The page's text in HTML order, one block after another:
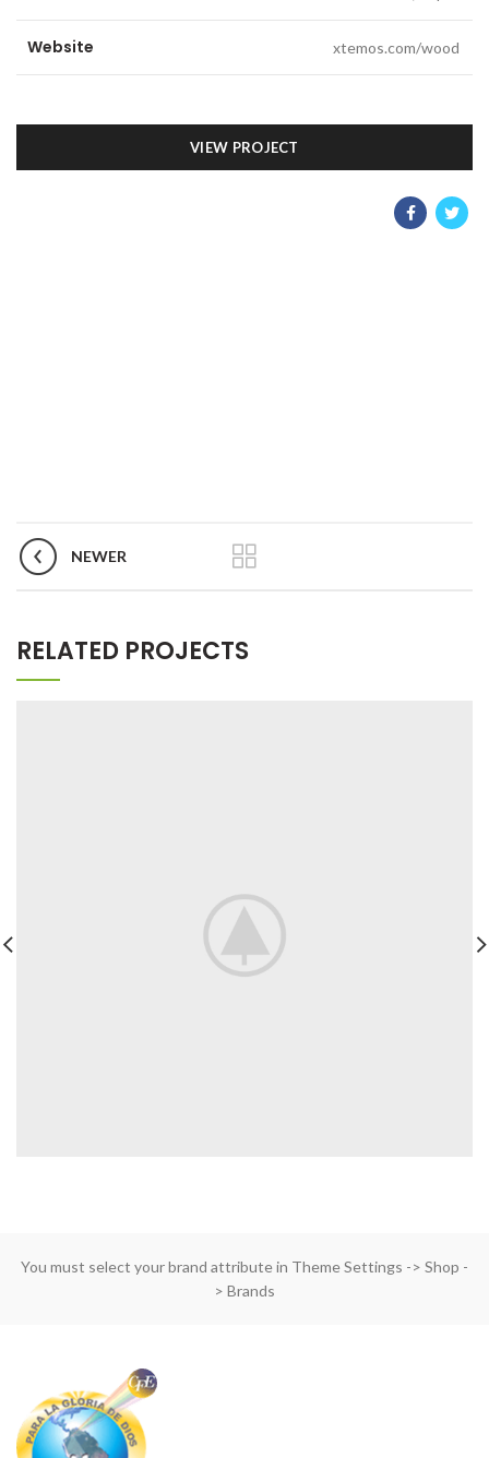
Website xtemos.com/wood
VIEW PROJECT
NEWER
RELATED PROJECTS
You must select your brand attribute in Theme Settings -> Shop -
> Brands